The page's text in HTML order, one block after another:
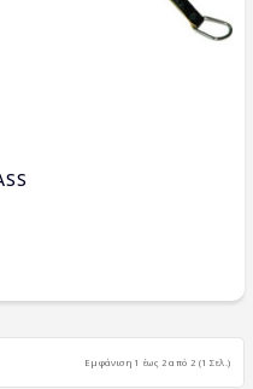
Εμφάνιση 1 έως 2 από 2 (1 Σελ.)